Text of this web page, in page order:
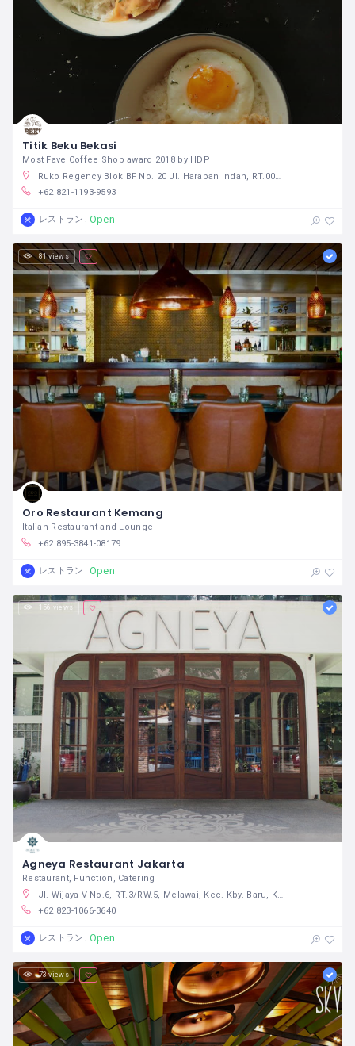
Titik Beku Bekasi
Most Fave Coffee Shop award 2018 by HDP
Ruko Regency Blok BF No. 20 Jl. Harapan Indah, RT.009/RW.017, Pejuang, Kecamatan Medan Satria, Kota Bks, Jawa Barat 17131 インドネシア
+62 821-1193-9593
レストラン Open
81 views
Oro Restaurant Kemang
Italian Restaurant and Lounge
+62 895-3841-08179
レストラン Open
156 views
Agneya Restaurant Jakarta
Restaurant, Function, Catering
Jl. Wijaya V No.6, RT.3/RW.5, Melawai, Kec. Kby. Baru, Kota Jakarta Selatan, Daerah Khusus Ibukota Jakarta 12160 インドネシア
+62 823-1066-3640
レストラン Open
73 views